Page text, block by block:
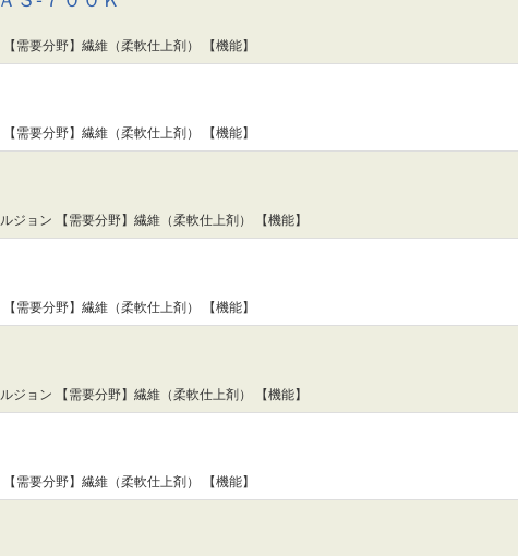
需要分野】繊維（柔軟仕上剤） 【機能】
需要分野】繊維（柔軟仕上剤） 【機能】
ジョン 【需要分野】繊維（柔軟仕上剤） 【機能】
需要分野】繊維（柔軟仕上剤） 【機能】
ジョン 【需要分野】繊維（柔軟仕上剤） 【機能】
需要分野】繊維（柔軟仕上剤） 【機能】